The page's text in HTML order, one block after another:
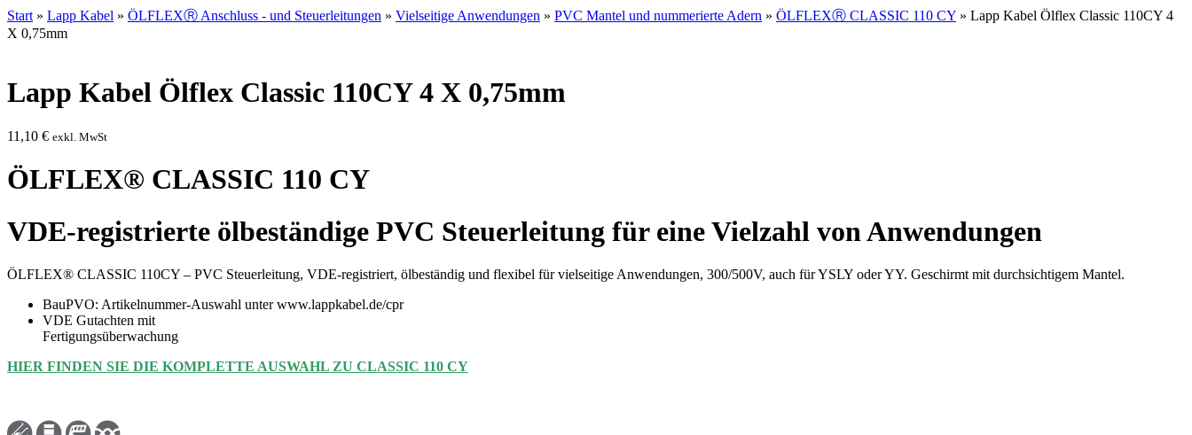
Start » Lapp Kabel » ÖLFLEXⓇ Anschluss - und Steuerleitungen » Vielseitige Anwendungen » PVC Mantel und nummerierte Adern » ÖLFLEXⓇ CLASSIC 110 CY » Lapp Kabel Ölflex Classic 110CY 4
X 0,75mm
Lapp Kabel Ölflex Classic 110CY 4 X 0,75mm
11,10 € exkl. MwSt
ÖLFLEX® CLASSIC 110 CY
VDE-registrierte ölbeständige PVC Steuerleitung für eine Vielzahl von Anwendungen
ÖLFLEX® CLASSIC 110CY – PVC Steuerleitung, VDE-registriert, ölbeständig und flexibel für vielseitige Anwendungen, 300/500V, auch für YSLY oder YY. Geschirmt mit durchsichtigem Mantel.
BauPVO: Artikelnummer-Auswahl unter www.lappkabel.de/cpr
VDE Gutachten mit
Fertigungsüberwachung
HIER FINDEN SIE DIE KOMPLETTE AUSWAHL ZU CLASSIC 110 CY